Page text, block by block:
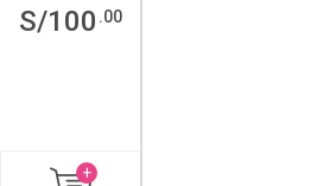
S/100 .00
+